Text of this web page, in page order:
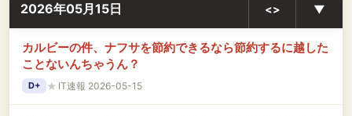
2026年05月15日 <> ▼
カルビーの件、ナフサを節約できるなら節約するに越した
ことないんちゃうん？
D+ ★ IT速報 2026-05-15